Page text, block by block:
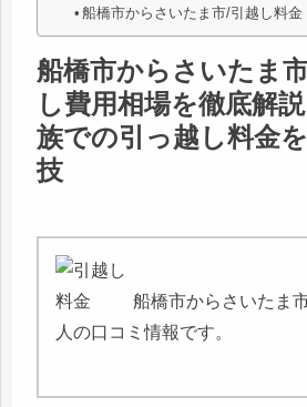
船橋市からさいたま市/引越し料金
船橋市からさいたま
し費用相場を徹底解
族での引っ越し料金
技
船橋市からさいたま
人の口コミ情報です。